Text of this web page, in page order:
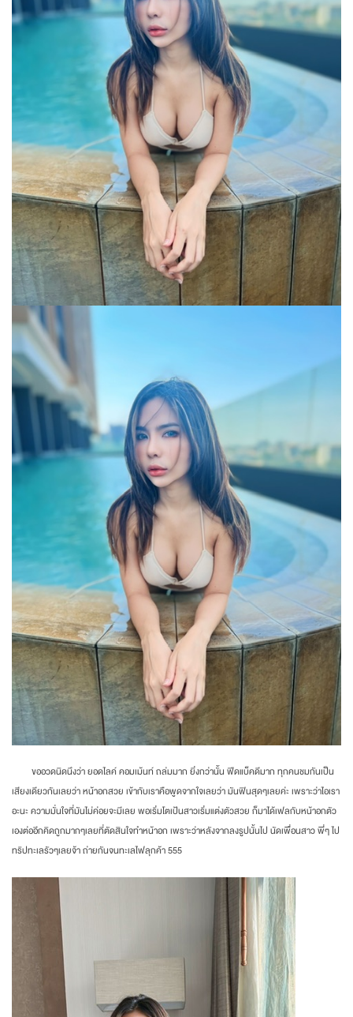
ขออวดนิดนึงว่า ยอดไลค์ คอมเม้นท์ ถล่มมาก ยิ่งกว่านั้น ฟีดแบ็คดีมาก ทุกคนชมกันเป็น
เสียงเดียวกันเลยว่า หน้าอกสวย เข้ากับเราคือพูดจากใจเลยว่า มันฟินสุดๆเลยค่ะ เพราะว่าไอเรา
อะนะ ความมั่นใจที่มันไม่ค่อยจะมีเลย พอเริ่มโตเป้นสาวเริ่มแต่งตัวสวย ก็มาได้เฟลกับหน้าอกตัว
เองต่ออีกคิดถูกมากๆเลยที่ตัดสินใจทำหน้าอก เพราะว่าหลังจากลงรูปนั้นไป นัดเพื่อนสาว พี่ๆ ไป
ทริปทะเลรัวๆเลยจ้า ถ่ายกันจนทะเลไฟลุกค้า 555